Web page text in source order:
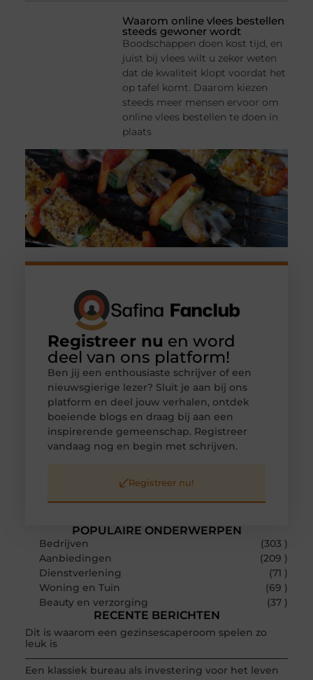
Waarom online vlees bestellen
steeds gewoner wordt
Boodschappen doen kost tijd, en
juist bij vlees wilt u zeker weten
dat de kwaliteit klopt voordat het
op tafel komt. Daarom kiezen
steeds meer mensen ervoor om
online vlees bestellen te doen in
plaats
POPULAIRE ONDERWERPEN
Bedrijven
(303 )
Aanbiedingen
(209 )
Dienstverlening
(71 )
Woning en Tuin
(69 )
Beauty en verzorging
(37 )
RECENTE BERICHTEN
Dit is waarom een gezinsescaperoom spelen zo
leuk is
Een klassiek bureau als investering voor het leven
Registreer nu en word
deel van ons platform!
Ben jij een enthousiaste schrijver of een
nieuwsgierige lezer? Sluit je aan bij ons
platform en deel jouw verhalen, ontdek
boeiende blogs en draag bij aan een
inspirerende gemeenschap. Registreer
vandaag nog en begin met schrijven.
Registreer nu!